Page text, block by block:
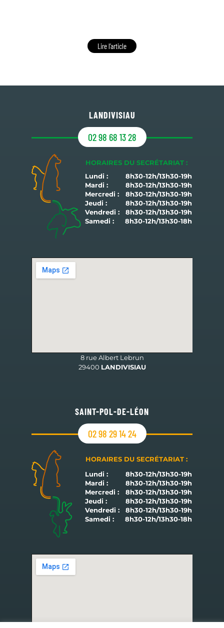
Lire l’article
LANDIVISIAU
02 98 68 13 28
HORAIRES DU SECRÉTARIAT :
Lundi :
Mardi :
Mercredi :
Jeudi :
Vendredi :
Samedi :
8h30-12h/13h30-19h
8h30-12h/13h30-19h
8h30-12h/13h30-19h
8h30-12h/13h30-19h
8h30-12h/13h30-19h
8h30-12h/13h30-18h
HORAIRES DU SECRÉTARIAT :
8 rue Albert Lebrun
29400 LANDIVISIAU
SAINT-POL-DE-LÉON
02 98 29 14 24
HORAIRES DU SECRÉTARIAT :
Lundi :
Mardi :
Mercredi :
Jeudi :
Vendredi :
Samedi :
8h30-12h/13h30-19h
8h30-12h/13h30-19h
8h30-12h/13h30-19h
8h30-12h/13h30-19h
8h30-12h/13h30-19h
8h30-12h/13h30-18h